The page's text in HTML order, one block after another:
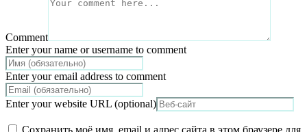
Comment
Enter your name or username to comment
Enter your email address to comment
Enter your website URL (optional)
Сохранить моё имя, email и адрес сайта в этом браузере для